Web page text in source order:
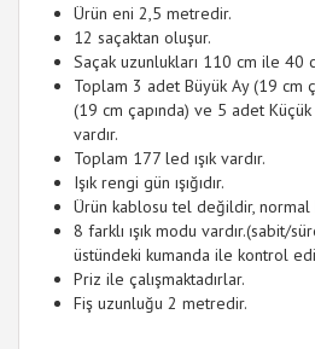
Ürün eni 2,5 metredir.
12 saçaktan oluşur.
Saçak uzunlukları 110 cm ile 40
Toplam 3 adet Büyük Ay (19 cm
(19 cm çapında) ve 5 adet Küçük
vardır.
Toplam 177 led ışık vardır.
Işık rengi gün ışığıdır.
Ürün kablosu tel değildir,
8 farklı ışık modu vardır.(sabit/
üstündeki kumanda ile kontrol
Priz ile çalışmaktadırlar.
Fiş uzunluğu 2 metredir.